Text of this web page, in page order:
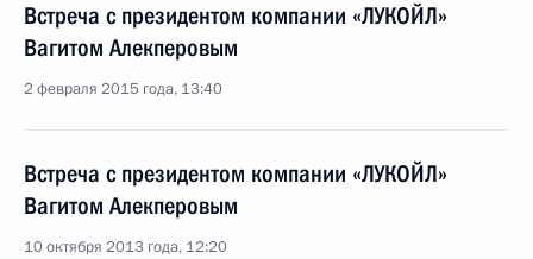
Встреча с президентом компании «ЛУКОЙЛ»
Вагитом Алекперовым
2 февраля 2015 года, 13:40
Встреча с президентом компании «ЛУКОЙЛ»
Вагитом Алекперовым
10 октября 2013 года, 12:20